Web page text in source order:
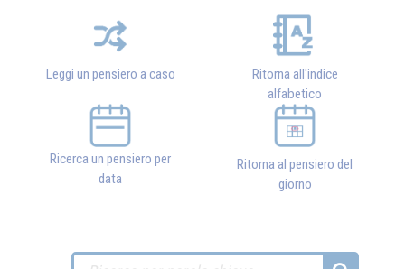
Leggi un pensiero a caso
Ritorna all'indice
alfabetico
Ricerca un pensiero per
data
Ritorna al pensiero del
giorno